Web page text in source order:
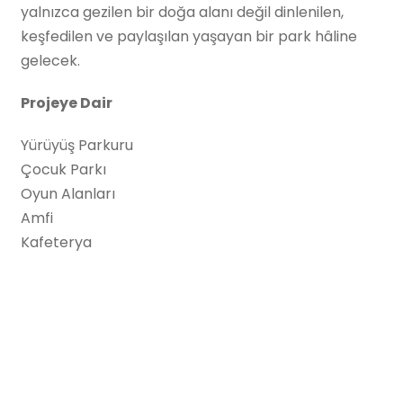
yalnızca gezilen bir doğa alanı değil dinlenilen,
keşfedilen ve paylaşılan yaşayan bir park hâline
gelecek.
Projeye Dair
Yürüyüş Parkuru
Çocuk Parkı
Oyun Alanları
Amfi
Kafeterya